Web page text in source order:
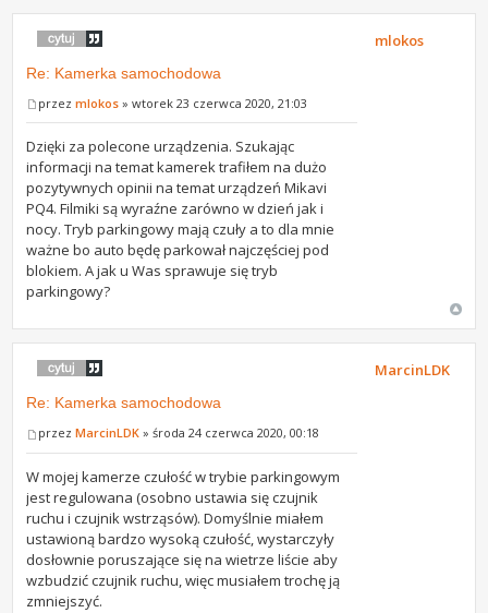
Re: Kamerka samochodowa
przezmlokos » wtorek 23 czerwca 2020, 21:03
Dzięki za polecone urządzenia. Szukając
informacji na temat kamerek trafiłem na dużo
pozytywnych opinii na temat urządzeń Mikavi
PQ4. Filmiki są wyraźne zarówno w dzień jak i
nocy. Tryb parkingowy mają czuły a to dla mnie
ważne bo auto będę parkował najczęściej pod
blokiem. A jak u Was sprawuje się tryb
parkingowy?
mlokos
Re: Kamerka samochodowa
przezMarcinLDK » środa 24 czerwca 2020, 00:18
W mojej kamerze czułość w trybie parkingowym
jest regulowana (osobno ustawia się czujnik
ruchu i czujnik wstrząsów). Domyślnie miałem
ustawioną bardzo wysoką czułość, wystarczyły
dosłownie poruszające się na wietrze liście aby
wzbudzić czujnik ruchu, więc musiałem trochę ją
zmniejszyć.
MarcinLDK